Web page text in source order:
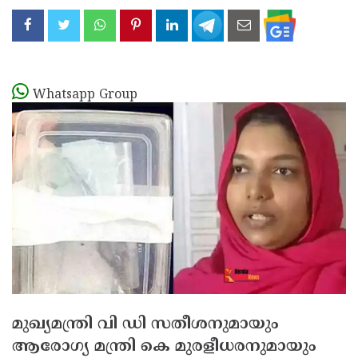
Whatsapp Group
മുഖ്യമന്ത്രി വി ഡി സതീശനുമായും
ആരോഗ്യ മന്ത്രി കെ മുരളീധരനുമായും